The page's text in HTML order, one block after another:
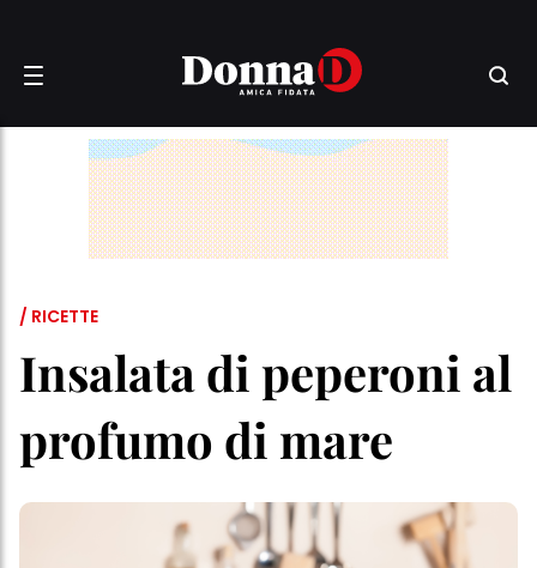
/ RICETTE
Insalata di peperoni al
profumo di mare